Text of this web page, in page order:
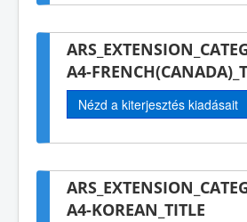
A4-
Nézd a kiterjesztés kiadásait
A4-KOREAN_TITLE